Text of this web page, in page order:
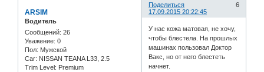
Поделиться
6
17.09.2015 20:22:45
ARSIM
Водитель
Сообщений: 26
Уважение: 0
Пол: Мужской
Car: NISSAN TEANA L33, 2.5
Trim Level: Premium
У нас кожа матовая, не хочу,
чтобы блестела. На прошлых
машинах пользовал Доктор
Вакс, но от него блестеть
начнет.